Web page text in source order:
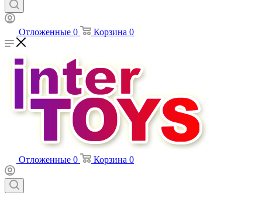
Отложенные 0 Корзина 0
Отложенные 0 Корзина 0